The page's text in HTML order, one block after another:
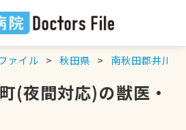
ァイル 秋田県 南秋田郡井川町
(夜間対応)の獣医・